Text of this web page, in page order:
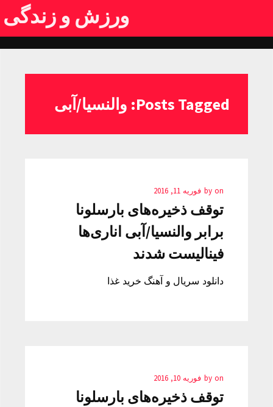
ورزش و زندگی
Posts Tagged: والنسیا/آبی
by on فوریه 11, 2016
توقف ذخیره‌های بارسلونا
برابر والنسیا/آبی اناری‌ها
فینالیست شدند
دانلود سریال و آهنگ خرید غذا
by on فوریه 10, 2016
توقف ذخیره‌های بارسلونا